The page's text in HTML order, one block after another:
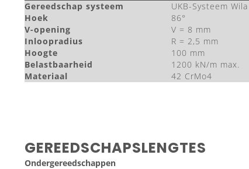
Gereedschap systeem
UKB-Systeem Wila
Hoek
86°
V-opening
V = 8 mm
Inloopradius
R = 2,5 mm
Hoogte
100 mm
Belastbaarheid
1200 kN/m max.
Materiaal
42 CrMo4
GEREEDSCHAPSLENGTES
Ondergereedschappen